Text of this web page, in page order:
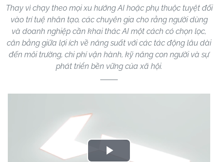
Thay vì chạy theo mọi xu hướng AI hoặc phụ thuộc tuyệt đối
vào trí tuệ nhân tạo, các chuyên gia cho rằng người dùng
và doanh nghiệp cần khai thác AI một cách có chọn lọc,
cân bằng giữa lợi ích về năng suất với các tác động lâu dài
đến môi trường, chi phí vận hành, kỹ năng con người và sự
phát triển bền vững của xã hội.